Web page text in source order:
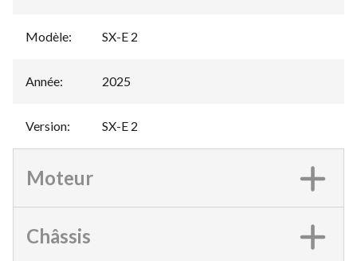
Modèle: SX-E 2
Année: 2025
Version: SX-E 2
Moteur
Châssis